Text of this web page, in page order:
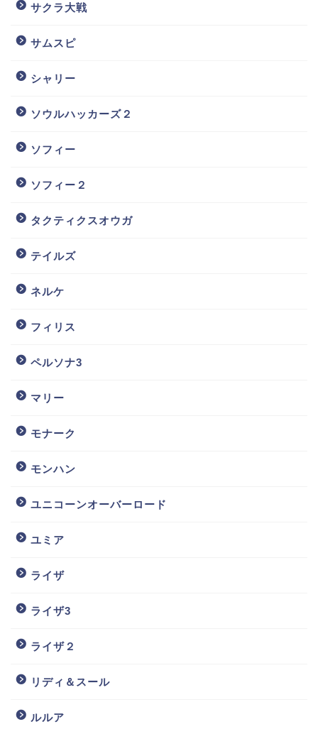
サクラ大戦
サムスピ
シャリー
ソウルハッカーズ２
ソフィー
ソフィー２
タクティクスオウガ
テイルズ
ネルケ
フィリス
ペルソナ3
マリー
モナーク
モンハン
ユニコーンオーバーロード
ユミア
ライザ
ライザ3
ライザ２
リディ＆スール
ルルア